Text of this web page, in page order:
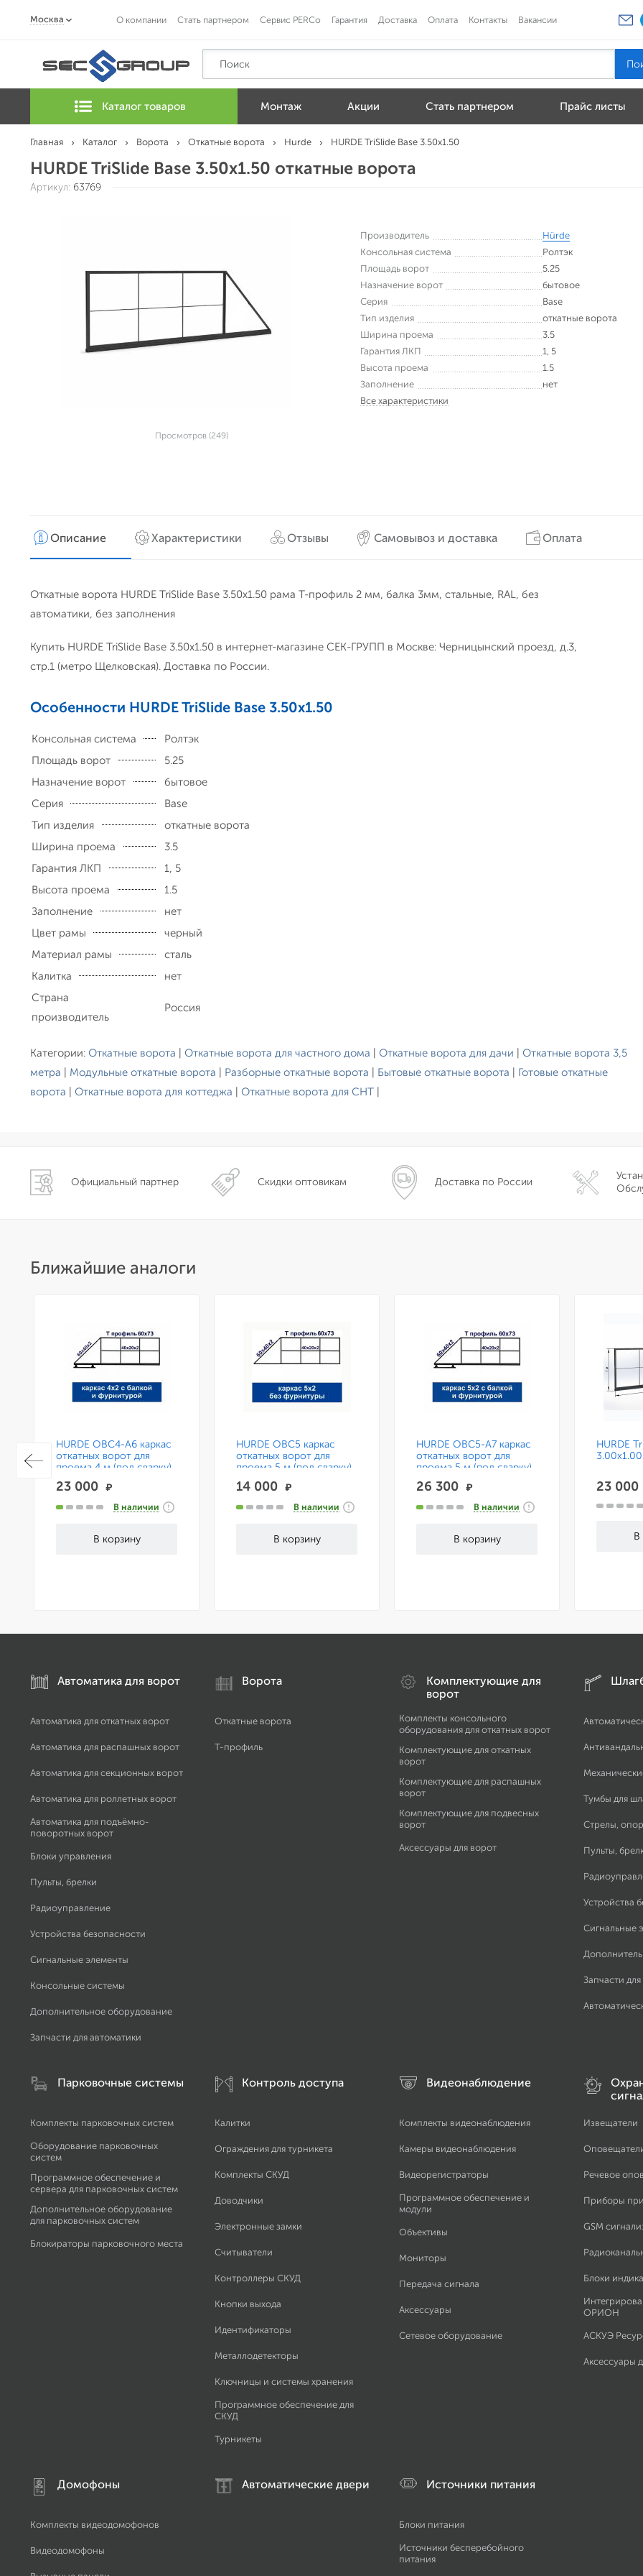
Москва О компании Стать партнером Сервис PERCo Гарантия Доставка Оплата Контакты Вакансии
Каталог товаров Монтаж Акции Стать партнером Прайс листы
Главная Каталог Ворота Откатные ворота Hurde HURDE TriSlide Base 3.50x1.50
HURDE TriSlide Base 3.50x1.50 откатные ворота
Артикул: 63769
Просмотров (249)
Производитель
Hürde
Консольная система
Ролтэк
Площадь ворот
5.25
Назначение ворот
бытовое
Серия
Base
Тип изделия
откатные ворота
Ширина проема
3.5
Гарантия ЛКП
1, 5
Высота проема
1.5
Заполнение
нет
Все характеристики
Описание Характеристики Отзывы Самовывоз и доставка Оплата
Откатные ворота HURDE TriSlide Base 3.50x1.50 рама Т-профиль 2 мм, балка 3мм, стальные, RAL, без
автоматики, без заполнения
Купить HURDE TriSlide Base 3.50x1.50 в интернет-магазине СЕК-ГРУПП в Москве: Черницынский проезд, д.3,
стр.1 (метро Щелковская). Доставка по России.
Особенности HURDE TriSlide Base 3.50x1.50
Консольная система
Ролтэк
Площадь ворот
5.25
Назначение ворот
бытовое
Серия
Base
Тип изделия
откатные ворота
Ширина проема
3.5
Гарантия ЛКП
1, 5
Высота проема
1.5
Заполнение
нет
Цвет рамы
черный
Материал рамы
сталь
Калитка
нет
Страна
производитель
Россия
Категории: Откатные ворота Откатные ворота для частного дома Откатные ворота для дачи
Откатные ворота 3,5
метра
Модульные откатные ворота Разборные откатные ворота Бытовые откатные ворота
Готовые откатные
ворота
Откатные ворота для коттеджа Откатные ворота для СНТ
Официальный партнер Скидки оптовикам Доставка по России
Ближайшие аналоги
HURDE ОВС4-А6 каркас
откатных ворот для
проема 4 м (под сварку)
с консольной системой
на 6 м.
23 000
₽
В наличии
HURDE ОВС5 каркас
откатных ворот для
проема 5 м (под сварку)
14 000
₽
В наличии
HURDE ОВС5-А7 каркас
откатных ворот для
проема 5 м (под сварку)
с консольной системой
на 7 м.
26 300
₽
В наличии
HURDE
3.00x1.00
23 000
Автоматика для ворот
Автоматика для откатных ворот
Автоматика для распашных ворот
Автоматика для секционных ворот
Автоматика для роллетных ворот
Автоматика для подъёмно-
поворотных ворот
Блоки управления
Пульты, брелки
Радиоуправление
Устройства безопасности
Сигнальные элементы
Консольные системы
Дополнительное оборудование
Запчасти для автоматики
Ворота
Откатные ворота
Т-профиль
Комплектующие для
ворот
Комплекты консольного
оборудования для откатных ворот
Комплектующие для откатных
ворот
Комплектующие для распашных
ворот
Комплектующие для подвесных
ворот
Аксессуары для ворот
Тумбы для
Стрелы,
Пульты,
Устройства
Сигнальные
Запчасти
Парковочные системы
Комплекты парковочных систем
Оборудование парковочных
систем
Программное обеспечение и
сервера для парковочных систем
Дополнительное оборудование
для парковочных систем
Блокираторы парковочного места
Контроль доступа
Калитки
Ограждения для турникета
Комплекты СКУД
Доводчики
Электронные замки
Считыватели
Контроллеры СКУД
Кнопки выхода
Идентификаторы
Металлодетекторы
Ключницы и системы хранения
Программное обеспечение для
СКУД
Турникеты
Видеонаблюдение
Комплекты видеонаблюдения
Камеры видеонаблюдения
Видеорегистраторы
Программное обеспечение и
модули
Объективы
Мониторы
Передача сигнала
Аксессуары
Сетевое оборудование
Извещатели
Речевое
Приборы
GSM
Блоки
ОРИОН
АСКУЭ
Аксессуары
Домофоны
Комплекты видеодомофонов
Видеодомофоны
Автоматические двери Источники питания
Блоки питания
Источники бесперебойного
питания